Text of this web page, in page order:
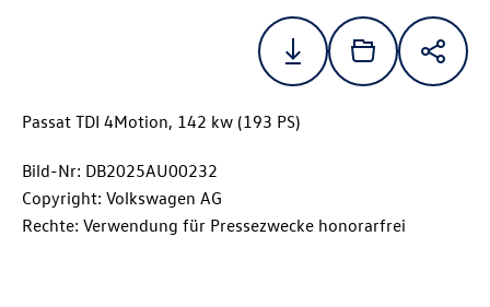
Passat TDI 4Motion, 142 kw (193 PS)
Bild-Nr: DB2025AU00232
Copyright: Volkswagen AG
Rechte: Verwendung für Pressezwecke honorarfrei